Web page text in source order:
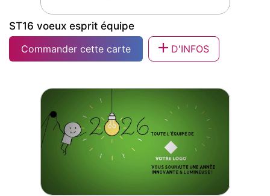
ST16 voeux esprit équipe
Commander cette carte
D'INFOS